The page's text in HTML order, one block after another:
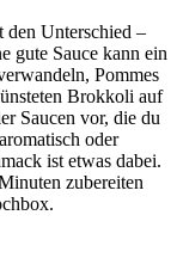
den Unterschied –
gute Sauce kann ein
Pommes
Brokkoli auf
Saucen vor, die du
oder
ist etwas dabei.
zubereiten